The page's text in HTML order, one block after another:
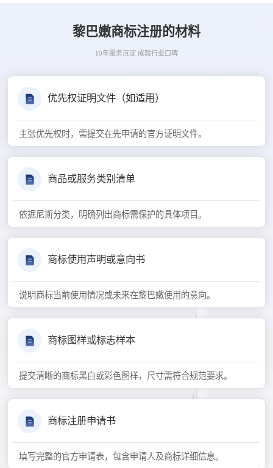
黎巴嫩商标注册的材料
10年服务沉淀 成就行业口碑
优先权证明文件（如适用）
主张优先权时，需提交在先申请的官方证明文件。
商品或服务类别清单
依据尼斯分类，明确列出商标需保护的具体项目。
商标使用声明或意向书
说明商标当前使用情况或未来在黎巴嫩使用的意向。
商标图样或标志样本
提交清晰的商标黑白或彩色图样，尺寸需符合规范要求。
商标注册申请书
填写完整的官方申请表，包含申请人及商标详细信息。